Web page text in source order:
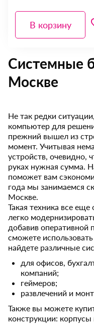
В корзину
Системные
Москве
Не так редки
компьютер для
прежний вышел из
момент. Учитывая
устройств, очевидно,
руках нужная сумма.
поможет вам
года мы занимаемся
Москве.
Такая техника все еще
легко
добавив оперативной
сможете
найдете различные
для офисов,
компаний;
геймеров;
развлечений и
Также вы можете
конструкции: